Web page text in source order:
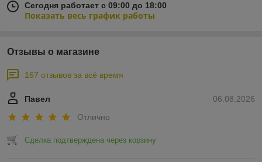
Сегодня работает с 09:00 до 18:00
Показать весь график работы
Отзывы о магазине
167 отзывов за всё время
06.08.2026
Павел
Отлично
Сделка подтверждена через корзину